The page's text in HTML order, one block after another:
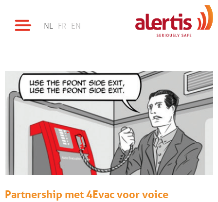
NL FR EN
Partnership met 4Evac voor voice